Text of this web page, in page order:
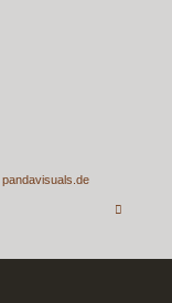
pandavisuals.de